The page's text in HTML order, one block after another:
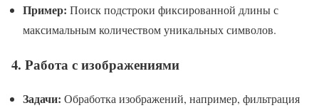
Пример: Поиск подстроки фиксированной длины с
максимальным количеством уникальных символов.
4. Работа с изображениями
Задачи: Обработка изображений, например, фильтрация